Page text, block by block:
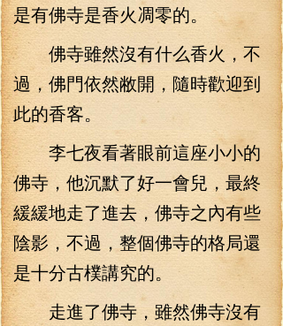
是有佛寺是香火凋零的。
佛寺雖然沒有什么香火，不
過，佛門依然敝開，隨時歡迎到
此的香客。
李七夜看著眼前這座小小的
佛寺，他沉默了好一會兒，最終
緩緩地走了進去，佛寺之內有些
陰影，不過，整個佛寺的格局還
是十分古樸講究的。
走進了佛寺，雖然佛寺沒有